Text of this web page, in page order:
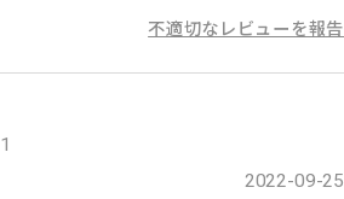
不適切なレビューを報告
2022-09-25